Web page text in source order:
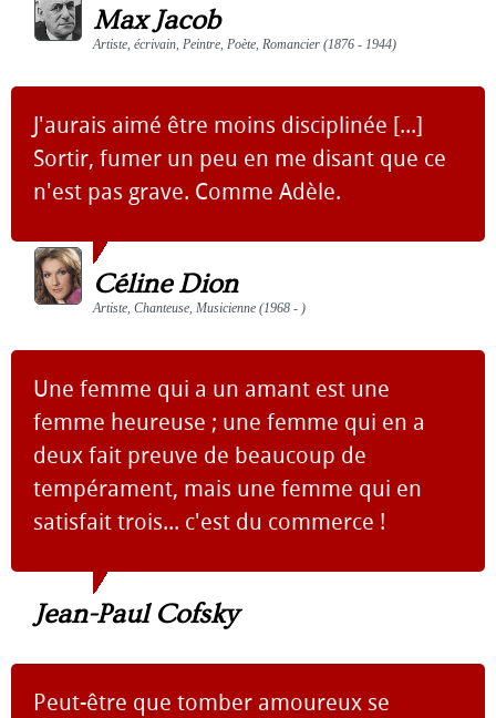
Max Jacob
Artiste, écrivain, Peintre, Poète, Romancier (1876 - 1944)
J'aurais aimé être moins disciplinée [...]
Sortir, fumer un peu en me disant que ce
n'est pas grave. Comme Adèle.
Céline Dion
Artiste, Chanteuse, Musicienne (1968 - )
Une femme qui a un amant est une
femme heureuse ; une femme qui en a
deux fait preuve de beaucoup de
tempérament, mais une femme qui en
satisfait trois... c'est du commerce !
Jean-Paul Cofsky
Peut-être que tomber amoureux se